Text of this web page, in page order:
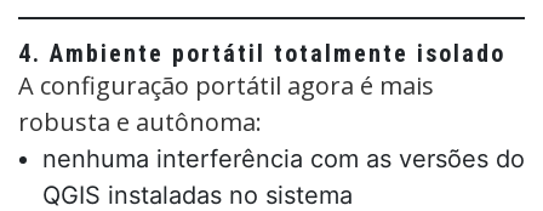
4. Ambiente portátil totalmente isolado
A configuração portátil agora é mais
robusta e autônoma:
nenhuma interferência com as versões do
QGIS instaladas no sistema